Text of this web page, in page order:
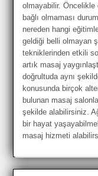
olmayabilir.
bağlı olmaması
nereden hangi
geldiği belli olmayan
tekniklerinden etkili
artık masaj
doğrultuda aynı
konusunda birçok
bulunan masaj
şekilde alabilirsiniz.
bir hayat
masaj hizmeti